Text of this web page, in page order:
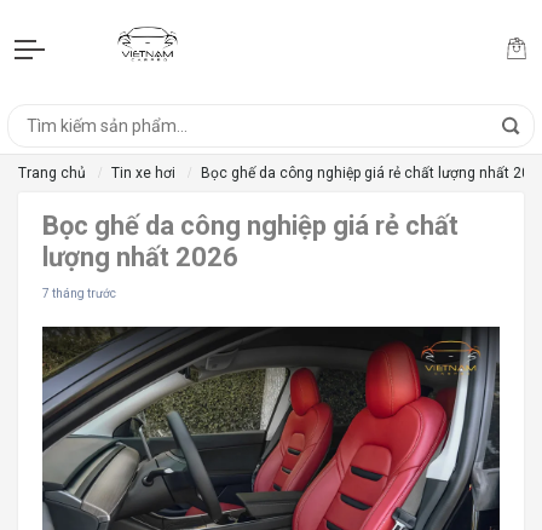
Trang chủ Tin xe hơi Bọc ghế da công nghiệp giá rẻ chất lượng nhất
Bọc ghế da công nghiệp giá rẻ chất
lượng nhất 2026
7 tháng trước